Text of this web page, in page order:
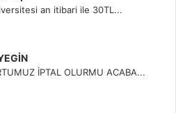
an itibari ile 30TL...
İPTAL OLURMU ACABA...